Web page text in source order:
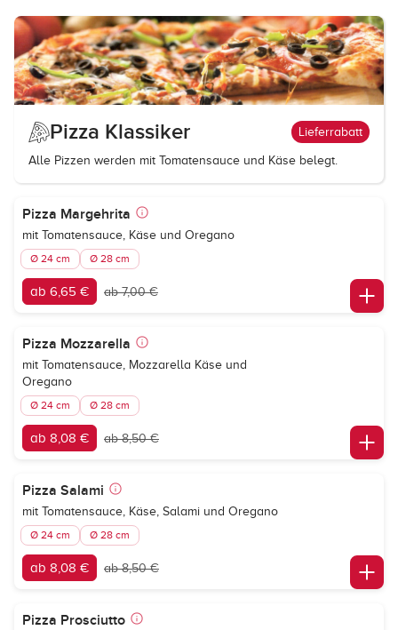
Pizza Klassiker Lieferrabatt
Alle Pizzen werden mit Tomatensauce und Käse belegt.
Pizza Margehrita
mit Tomatensauce, Käse und Oregano
Ø 24 cm Ø 28 cm
ab 6,65 € ab 7,00 €
Pizza Mozzarella
mit Tomatensauce, Mozzarella Käse und
Oregano
Ø 24 cm Ø 28 cm
ab 8,08 € ab 8,50 €
Pizza Salami
mit Tomatensauce, Käse, Salami und Oregano
Ø 24 cm Ø 28 cm
ab 8,08 € ab 8,50 €
Pizza Prosciutto